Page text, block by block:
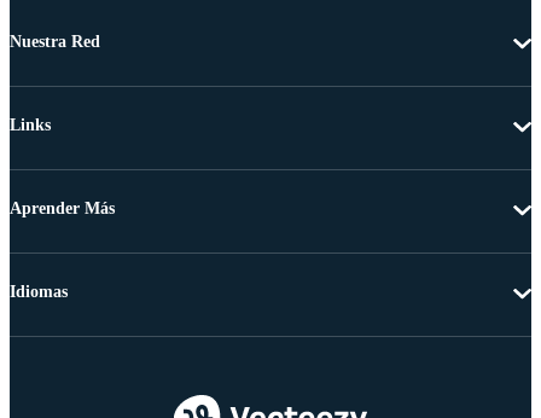
Nuestra Red
Links
Aprender Más
Idiomas